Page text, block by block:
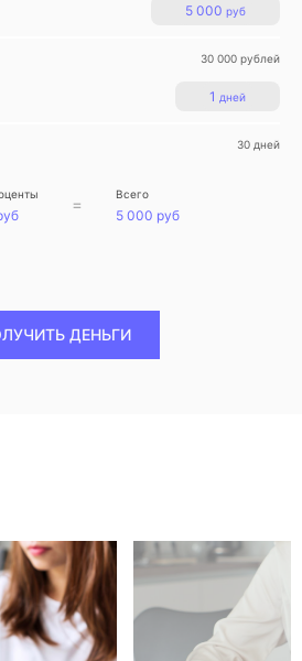
5 000 руб
30 000 рублей
1 дней
30 дней
= Всего
5 000 руб
ДЕНЬГИ